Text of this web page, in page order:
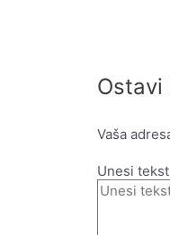
Ostavi
Vaša
Unesi